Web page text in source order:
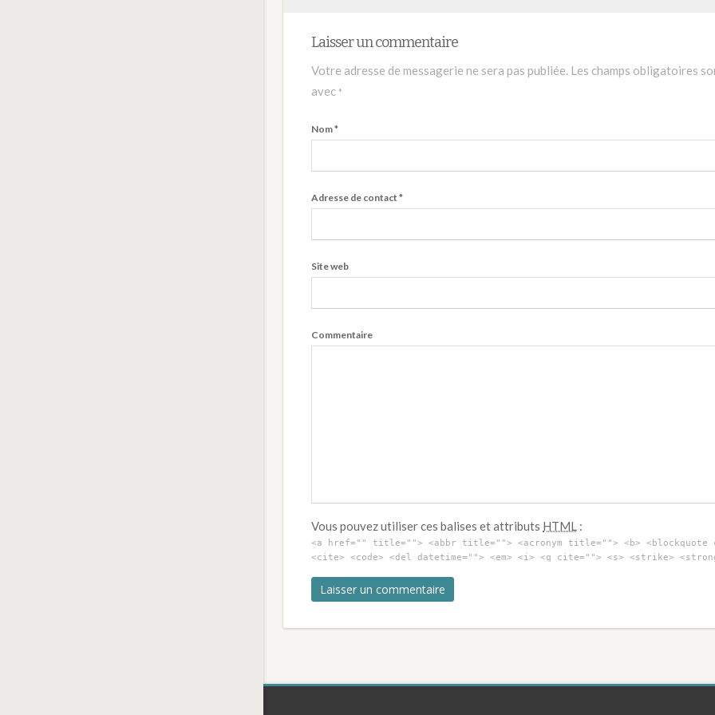
Laisser un commentaire
Votre adresse de messagerie ne sera pas publiée. Les champs obligatoires
avec *
Nom*
Adresse de contact *
Site web
Commentaire
Vous pouvez utiliser ces balises et attributs HTML :
<a href="" title=""> <abbr title=""> <acronym title=""> <b> <blockquote
<cite> <code> <del datetime=""> <em> <i> <q cite=""> <s> <strike>